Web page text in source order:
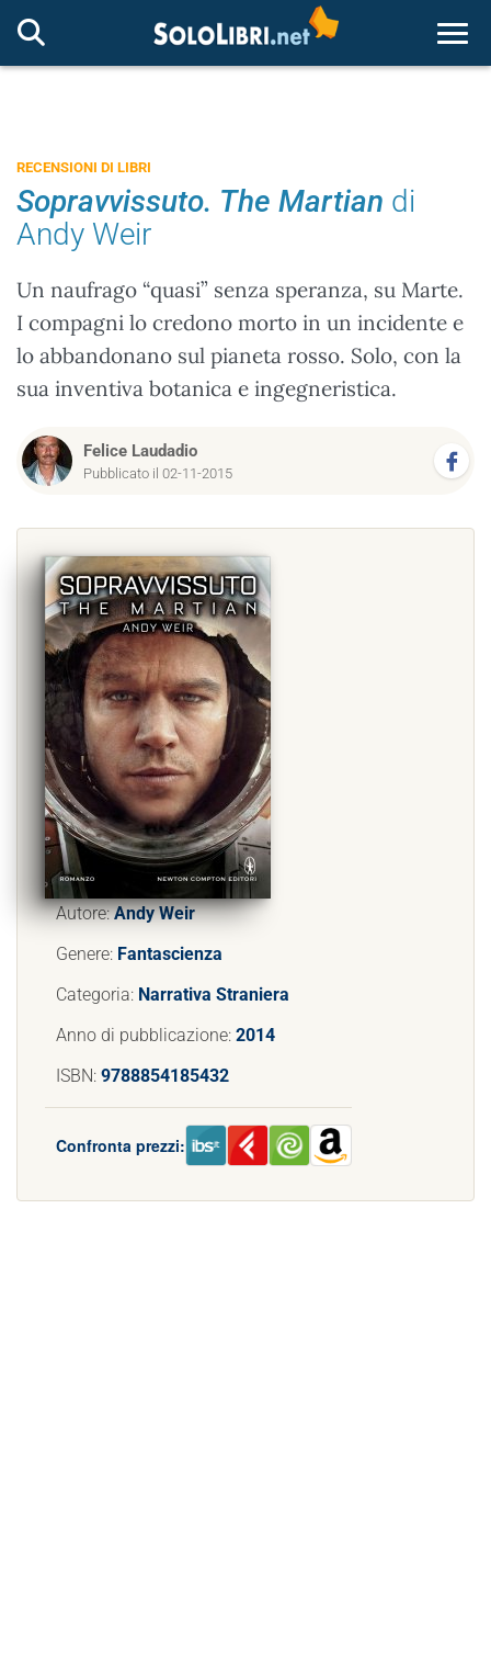
RECENSIONI DI LIBRI
Sopravvissuto. The Martian di
Andy Weir
Un naufrago “quasi” senza speranza, su Marte.
I compagni lo credono morto in un incidente e
lo abbandonano sul pianeta rosso. Solo, con la
sua inventiva botanica e ingegneristica.
Felice Laudadio
Pubblicato il 02-11-2015
Autore:Andy Weir
Genere: Fantascienza
Categoria: Narrativa Straniera
Anno di pubblicazione: 2014
ISBN: 9788854185432
Confronta prezzi: